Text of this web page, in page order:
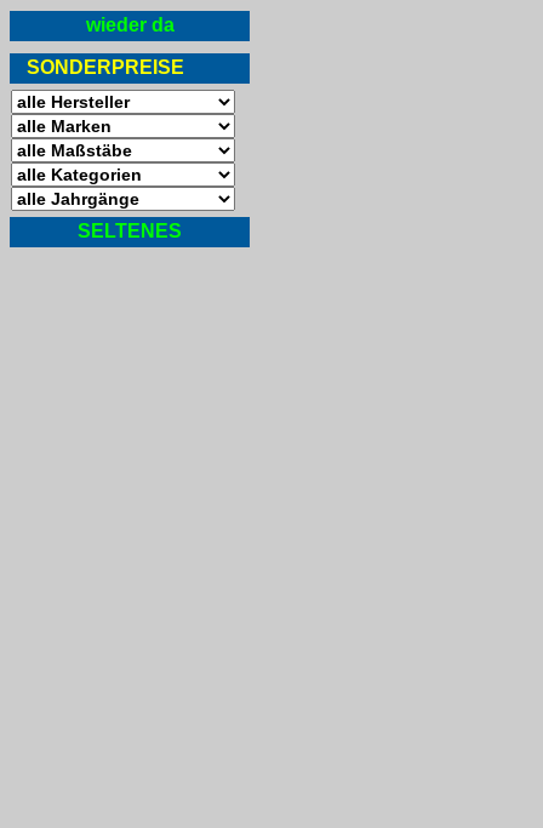
wieder da
SONDERPREISE
SELTENES